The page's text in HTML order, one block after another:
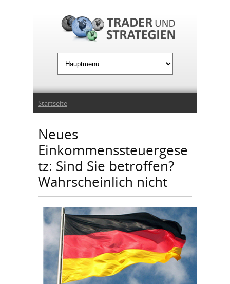
Sie sind hier
Startseite
Neues
Einkommenssteuergese
tz: Sind Sie betroffen?
Wahrscheinlich nicht